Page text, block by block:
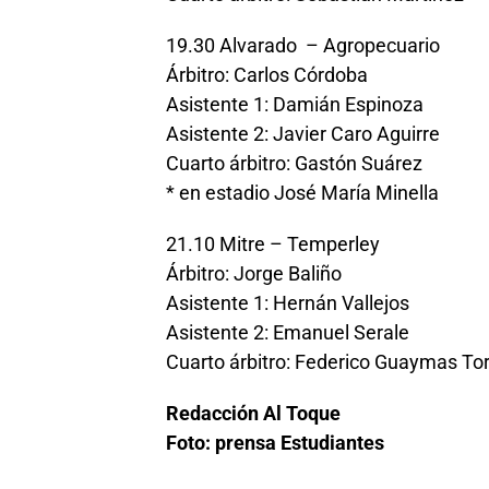
19.30 Alvarado – Agropecuario
Árbitro: Carlos Córdoba
Asistente 1: Damián Espinoza
Asistente 2: Javier Caro Aguirre
Cuarto árbitro: Gastón Suárez
* en estadio José María Minella
21.10 Mitre – Temperley
Árbitro: Jorge Baliño
Asistente 1: Hernán Vallejos
Asistente 2: Emanuel Serale
Cuarto árbitro: Federico Guaymas
Redacción Al Toque
Foto: prensa Estudiantes